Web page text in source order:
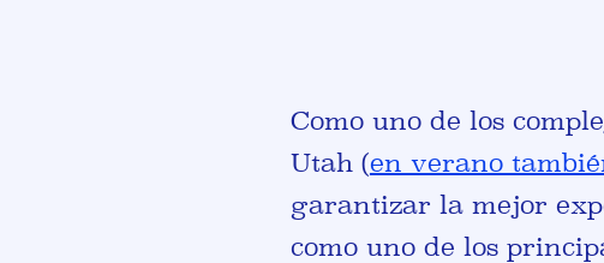
Como uno de los
Utah (en verano
garantizar la mejor
como uno de los